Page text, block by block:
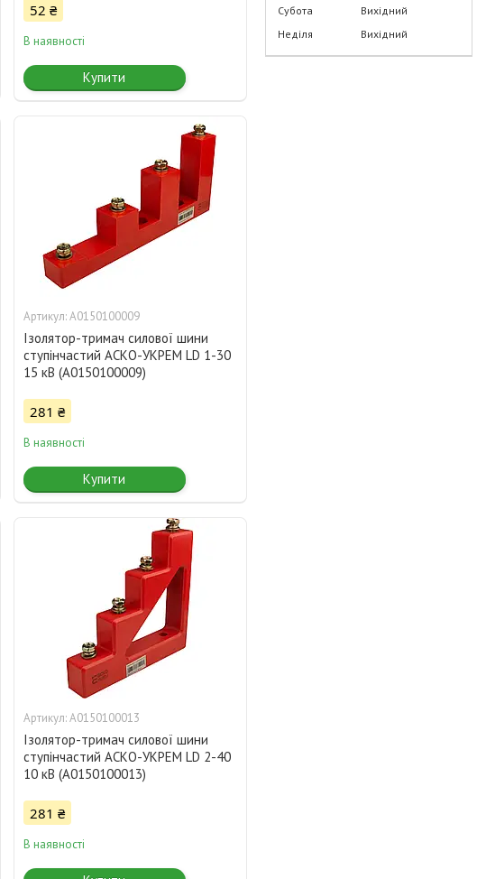
52 ₴
В наявності
Купити
A0150100009
Ізолятор-тримач силової шини
ступінчастий АСКО-УКРЕМ LD 1-30
15 кВ (A0150100009)
281 ₴
В наявності
Купити
A0150100013
Ізолятор-тримач силової шини
ступінчастий АСКО-УКРЕМ LD 2-40
10 кВ (A0150100013)
281 ₴
В наявності
Субота
Вихідний
Неділя
Вихідний